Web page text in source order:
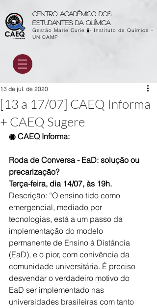
Centro acadêmico dos
estudantes da química
Gestão Marie Curie 🧪- Instituto de Química -
UNICAMP
[13 a 17/07] CAEQ Informa
+ CAEQ Sugere
13 de jul. de 2020
◉ CAEQ Informa:
Roda de Conversa - EaD: solução ou
precarização?
Terça-feira, dia 14/07, às 19h.
Descrição: “O ensino tido como
emergencial, mediado por
tecnologias, está a um passo da
implementação do modelo
permanente de Ensino à Distância
(EaD), e o pior, com conivência da
comunidade universitária. É preciso
desvendar o verdadeiro motivo do
EaD ser implementado nas
universidades brasileiras com tanto